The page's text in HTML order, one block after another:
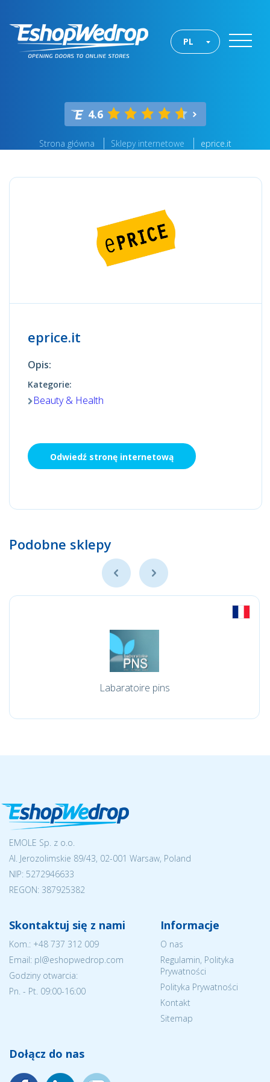
PL
4.6
Strona główna Sklepy internetowe eprice.it
eprice.it
Opis:
Kategorie:
Beauty & Health
Odwiedź stronę internetową
Podobne sklepy
Labaratoire pins
EMOLE Sp. z o.o.
Al. Jerozolimskie 89/43, 02-001 Warsaw, Poland
NIP: 5272946633
REGON: 387925382
Skontaktuj się z nami
Kom.: +48 737 312 009
Email: pl@eshopwedrop.com
Godziny otwarcia:
Pn. - Pt. 09:00-16:00
Informacje
O nas
Regulamin, Polityka
Prywatności
Polityka Prywatności
Kontakt
Sitemap
Dołącz do nas